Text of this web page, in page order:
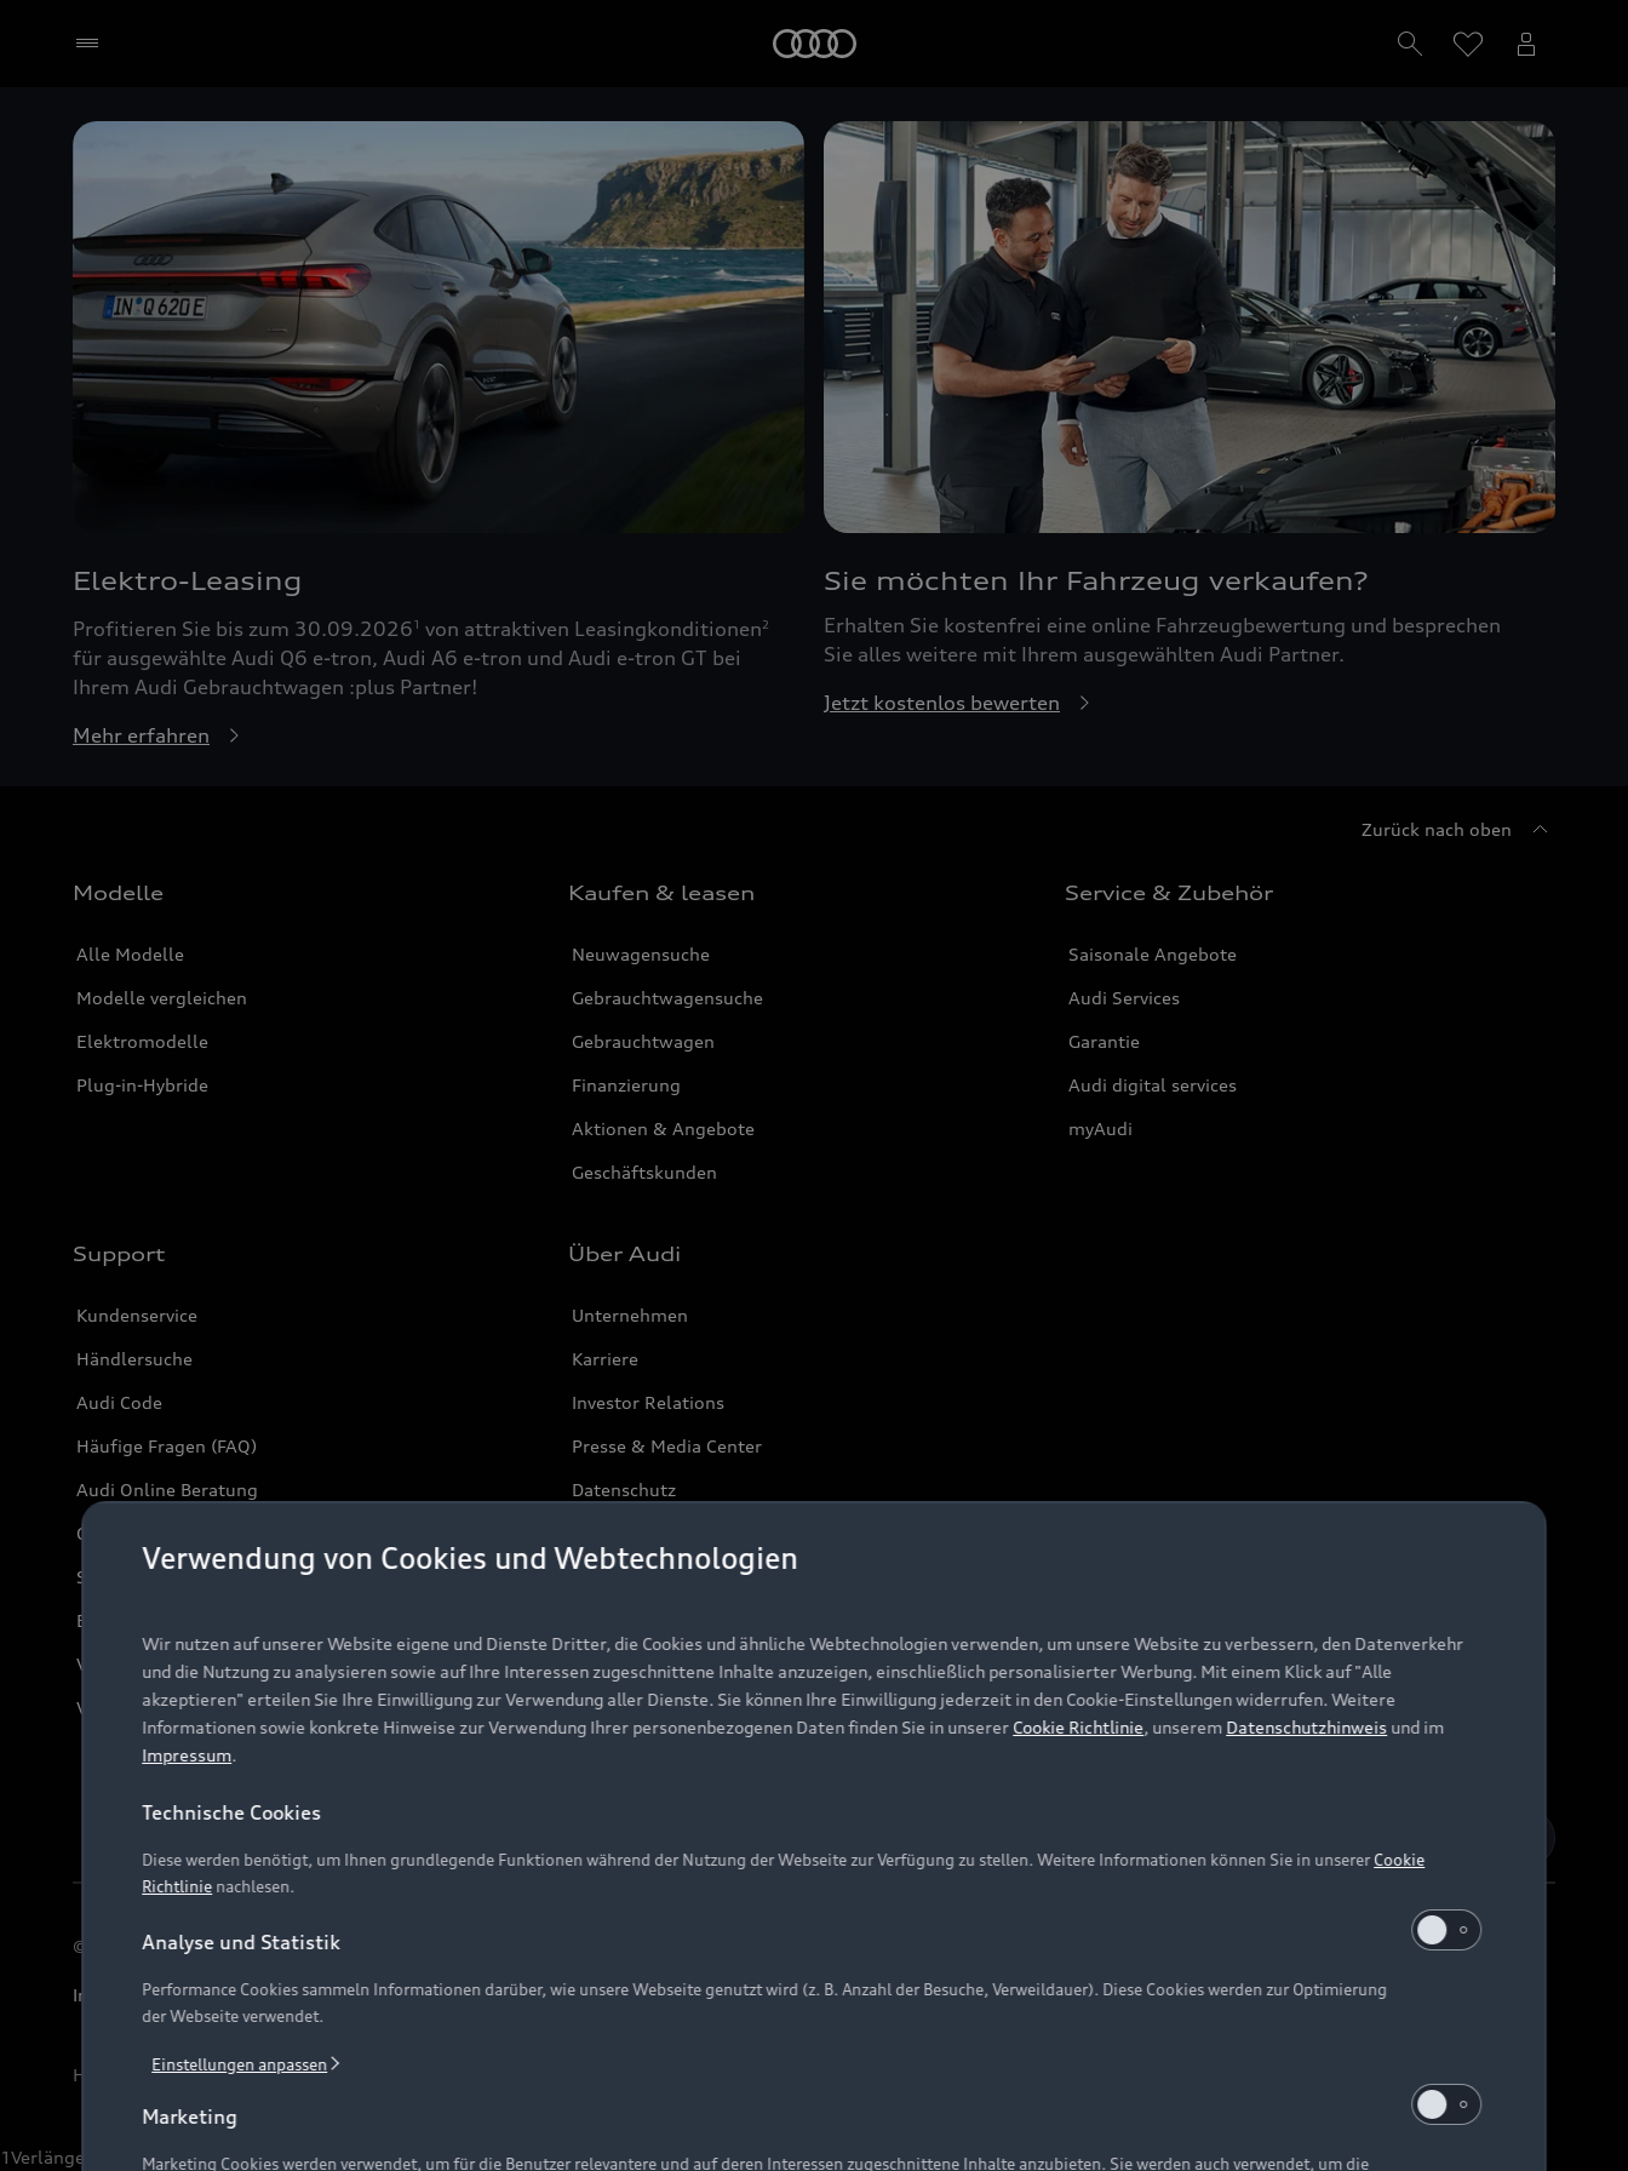
Elektro-Leasing
Profitieren Sie bis zum 30.09.20261 von attraktiven Leasingkonditionen2
für ausgewählte Audi Q6 e-tron, Audi A6 e-tron und Audi e-tron GT bei
Ihrem Audi Gebrauchtwagen :plus Partner!
Mehr erfahren
Sie möchten Ihr Fahrzeug verkaufen?
Erhalten Sie kostenfrei eine online Fahrzeugbewertung und besprechen
Sie alles weitere mit Ihrem ausgewählten Audi Partner.
Jetzt kostenlos bewerten
Zurück nach oben
Modelle
Alle Modelle
Modelle vergleichen
Elektromodelle
Plug-in-Hybride
Kaufen & leasen
Neuwagensuche
Gebrauchtwagensuche
Gebrauchtwagen
Finanzierung
Aktionen & Angebote
Geschäftskunden
Service & Zubehör
Saisonale Angebote
Audi Services
Garantie
Audi digital services
myAudi
Support
Kundenservice
Händlersuche
Audi Code
Häufige Fragen (FAQ)
Audi Online Beratung
Online-Terminvereinbarung
Servicekontakt
Bordbuch & Bedienungsanleitungen
Verträge kündigen
Vertrag widerrufen
Über Audi
Unternehmen
Karriere
Investor Relations
Presse & Media Center
Datenschutz
© 2026 AUDI AG. Alle Rechte vorbehalten
Impressum Rechtliches Hinweisgebersystem Datenschutzinformation Cookie-Einstellungen Cookie-Richtlinie Barrierefreiheit Digital Services Act
Hinweis: Die aktuelle Darstellung und Anordnung der Embleme am Fahrzeug bei allen Abbildungen auf dieser Webseite kann abweichen.
1Verlängerung vorbehalten.
Verwendung von Cookies und Webtechnologien
Wir nutzen auf unserer Website eigene und Dienste Dritter, die Cookies und ähnliche Webtechnologien verwenden, um unsere Website zu verbessern, den Datenverkehr
und die Nutzung zu analysieren sowie auf Ihre Interessen zugeschnittene Inhalte anzuzeigen, einschließlich personalisierter Werbung. Mit einem Klick auf "Alle
akzeptieren" erteilen Sie Ihre Einwilligung zur Verwendung aller Dienste. Sie können Ihre Einwilligung jederzeit in den Cookie-Einstellungen widerrufen. Weitere
Informationen sowie konkrete Hinweise zur Verwendung Ihrer personenbezogenen Daten finden Sie in unserer Cookie Richtlinie, unserem Datenschutzhinweis und im
Impressum.
Technische Cookies
Diese werden benötigt, um Ihnen grundlegende Funktionen während der Nutzung der Webseite zur Verfügung zu stellen. Weitere Informationen können Sie in unsererCookie
Richtlinie nachlesen.
Analyse und Statistik
Performance Cookies sammeln Informationen darüber, wie unsere Webseite genutzt wird (z. B. Anzahl der Besuche, Verweildauer). Diese Cookies werden zur Optimierung
der Webseite verwendet.
Einstellungen anpassen
Marketing
Marketing Cookies werden verwendet, um für die Benutzer relevantere und auf deren Interessen zugeschnittene Inhalte anzubieten. Sie werden auch verwendet, um die